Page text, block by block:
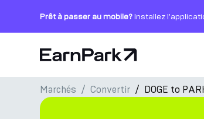
Prêt à passer au mobile?Installez
Page d'accueil
Produits
Marchés Convertir DOGE to